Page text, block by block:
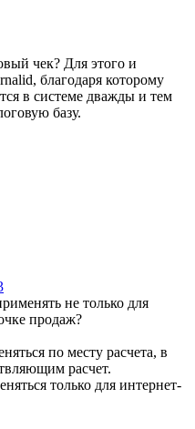
чек? Для этого и
благодаря которому
в системе дважды и тем
базу.
не только для
продаж?
по месту расчета, в
расчет.
только для интернет-